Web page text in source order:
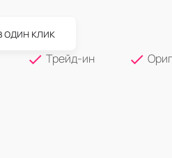
один клик
Трейд-ин